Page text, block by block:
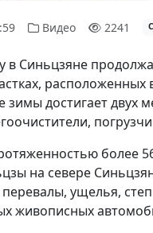
Видео 2241
в Синьцзяне
зимы достигает двух
более
на севере
ущелья,
живописных